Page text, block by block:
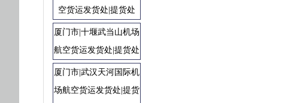
空货运发货处|提货处
厦门市|十堰武当山机场
航空货运发货处|提货处
厦门市|武汉天河国际机
场航空货运发货处|提货